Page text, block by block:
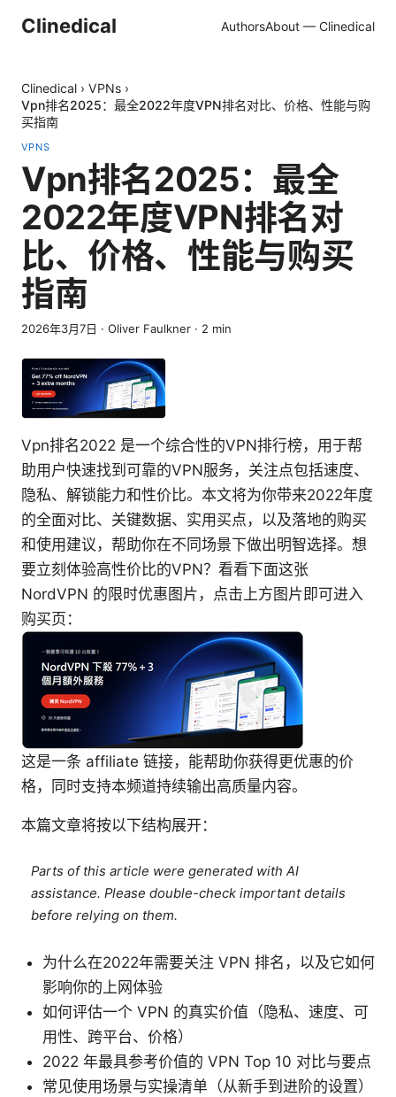
Clinedical AuthorsAbout — Clinedical
Clinedical › VPNs ›
Vpn排名2025：最全2022年度VPN排名对比、价格、性能与购
买指南
VPNS
Vpn排名2025：最全
2022年度VPN排名对
比、价格、性能与购买
指南
2026年3月7日 · Oliver Faulkner · 2 min
Vpn排名2022 是一个综合性的VPN排行榜，用于帮
助用户快速找到可靠的VPN服务，关注点包括速度、
隐私、解锁能力和性价比。本文将为你带来2022年度
的全面对比、关键数据、实用买点，以及落地的购买
和使用建议，帮助你在不同场景下做出明智选择。想
要立刻体验高性价比的VPN？看看下面这张
NordVPN 的限时优惠图片，点击上方图片即可进入
购买页：
这是一条 affiliate 链接，能帮助你获得更优惠的价
格，同时支持本频道持续输出高质量内容。
本篇文章将按以下结构展开：
Parts of this article were generated with AI
assistance. Please double-check important details
before relying on them.
为什么在2022年需要关注 VPN 排名，以及它如何
影响你的上网体验
如何评估一个 VPN 的真实价值（隐私、速度、可
用性、跨平台、价格）
2022 年最具参考价值的 VPN Top 10 对比与要点
常见使用场景与实操清单（从新手到进阶的设置）